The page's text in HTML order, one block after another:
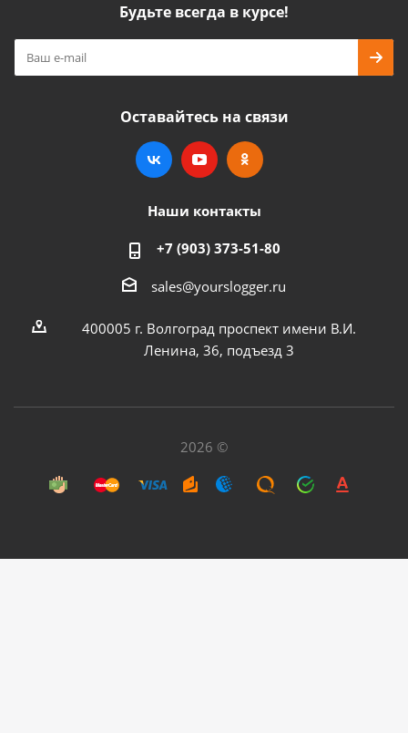
Будьте всегда в курсе!
Оставайтесь на связи
Наши контакты
+7 (903) 373-51-80
sales@yourslogger.ru
400005 г. Волгоград проспект имени В.И.
Ленина, 36, подъезд 3
2026 ©